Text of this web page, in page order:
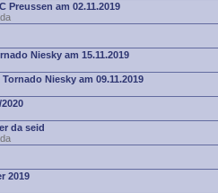
Preussen am 02.11.2019
Niesky am 15.11.2019
Niesky am 09.11.2019
da seid
2019